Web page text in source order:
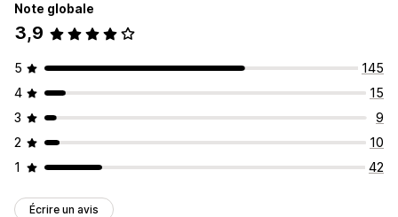
Note globale
3,9
5
145
4
15
3
9
2
10
1
42
Écrire un avis